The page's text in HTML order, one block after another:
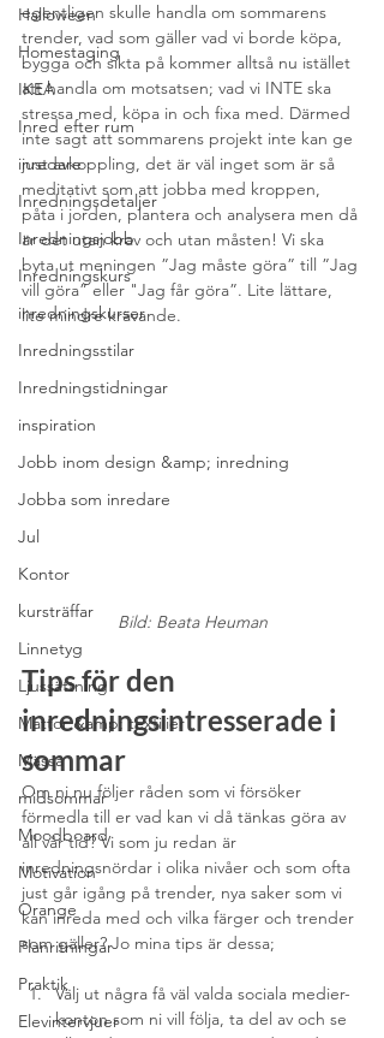
Halloween
Homestaging
IKEA
Inred efter rum
inredare
Inredningsdetaljer
Inredningsjobb
Inredningskurs
inredningskurser
Inredningsstilar
Inredningstidningar
inspiration
Jobb inom design &amp; inredning
Jobba som inredare
Jul
Kontor
kursträffar
Linnetyg
Ljussättning
Mattor &amp; textilier
Mässa
midsommar
Moodboard
Motivation
Orange
Planritningar
Praktik
Elevintervjuer
egentligen skulle handla om sommarens
trender, vad som gäller vad vi borde köpa,
bygga och sikta på kommer alltså nu istället
att handla om motsatsen; vad vi INTE ska
stressa med, köpa in och fixa med. Därmed
inte sagt att sommarens projekt inte kan ge
just avkoppling, det är väl inget som är så
meditativt som att jobba med kroppen,
påta i jorden, plantera och analysera men då
är det utan krav och utan måsten! Vi ska
byta ut meningen ”Jag måste göra” till ”Jag
vill göra” eller "Jag får göra”. Lite lättare,
lite mindre krävande.
Bild: Beata Heuman
Tips för den
inredningsintresserade i
sommar
Om ni nu följer råden som vi försöker
förmedla till er vad kan vi då tänkas göra av
all vår tid? Vi som ju redan är
inredningsnördar i olika nivåer och som ofta
just går igång på trender, nya saker som vi
kan inreda med och vilka färger och trender
som gäller? Jo mina tips är dessa;
Välj ut några få väl valda sociala medier-
konton som ni vill följa, ta del av och se